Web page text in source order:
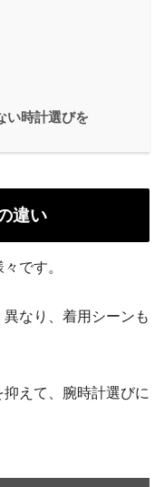
い時計選びを
違い
です。
なり、着用シーンも
えて、腕時計選びに